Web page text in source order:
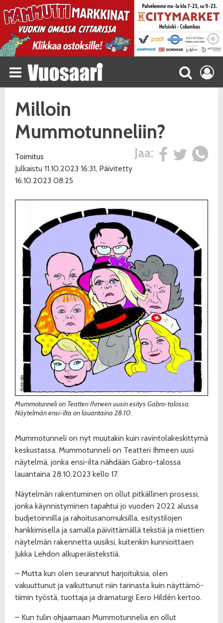
Milloin
Mummotunneliin?
Jaa:
Toimitus
Julkaistu 11.10.2023 16:31, Päivitetty
16.10.2023 08:25
Mummotunneli on Teatteri Ihmeen uusin esitys Gabro-talossa.
Näytelmän ensi-ilta on lauantaina 28.10.
Mummotunneli on nyt muutakin kuin ravintolakeskittymä
keskustassa. Mummotunneli on Teatteri Ihmeen uusi
näytelmä, jonka ensi-ilta nähdään Gabro-talossa
lauantaina 28.10.2023 kello 17.
Näytelmän rakentuminen on ollut pitkällinen prosessi,
jonka käynnistyminen tapahtui jo vuoden 2022 alussa
budjetoinnilla ja rahoitusanomuksilla, esitystilojen
hankkimisella ja samalla päivittämällä tekstiä ja miettien
näytelmän rakennetta uusiksi, kuitenkin kunnioittaen
Jukka Lehdon alkuperäistekstiä.
– Mutta kun olen seurannut harjoituksia, olen
vakuuttunut ja vaikuttunut niin tarinasta kuin näyttämö-
tiimin työstä, tuottaja ja dramaturgi Eero Hildén kertoo.
– Kun tulin ohjaamaan Mummotunnelia en ollut